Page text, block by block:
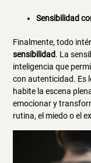
Sensibilidad
Finalmente, todo
sensibilidad. La
inteligencia que
con autenticidad. Es
habite la escena
emocionar y
rutina, el miedo o el